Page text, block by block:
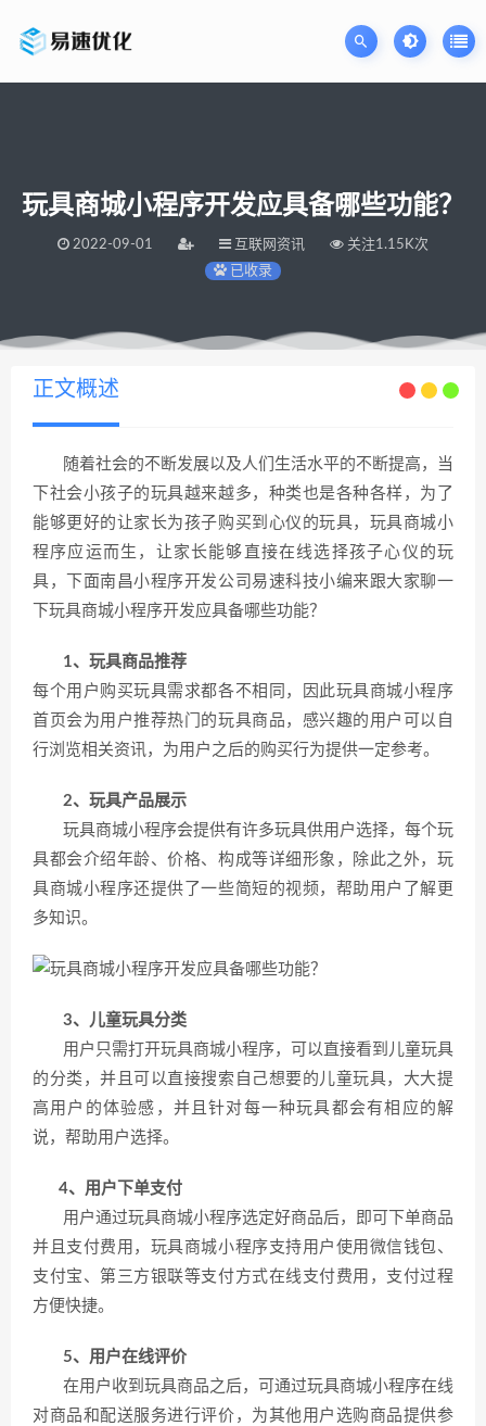
玩具商城小程序开发应具备哪些功能？
2022-09-01 互联网资讯
关注1.15K次
已收录
当前位置：易速网站优化公司 > 玩具商城小程序开发应具备哪些功能？
正文概述
随着社会的不断发展以及人们生活水平的不断提高，当
下社会小孩子的玩具越来越多，种类也是各种各样，为了
能够更好的让家长为孩子购买到心仪的玩具，玩具商城小
程序应运而生，让家长能够直接在线选择孩子心仪的玩
具，下面南昌小程序开发公司易速科技小编来跟大家聊一
下玩具商城小程序开发应具备哪些功能？
1、玩具商品推荐
每个用户购买玩具需求都各不相同，因此玩具商城小程序
首页会为用户推荐热门的玩具商品，感兴趣的用户可以自
行浏览相关资讯，为用户之后的购买行为提供一定参考。
2、玩具产品展示
玩具商城小程序会提供有许多玩具供用户选择，每个玩
具都会介绍年龄、价格、构成等详细形象，除此之外，玩
具商城小程序还提供了一些简短的视频，帮助用户了解更
多知识。
3、儿童玩具分类
用户只需打开玩具商城小程序，可以直接看到儿童玩具
的分类，并且可以直接搜索自己想要的儿童玩具，大大提
高用户的体验感，并且针对每一种玩具都会有相应的解
说，帮助用户选择。
4、用户下单支付
用户通过玩具商城小程序选定好商品后，即可下单商品
并且支付费用，玩具商城小程序支持用户使用微信钱包、
支付宝、第三方银联等支付方式在线支付费用，支付过程
方便快捷。
5、用户在线评价
在用户收到玩具商品之后，可通过玩具商城小程序在线
对商品和配送服务进行评价，为其他用户选购商品提供参